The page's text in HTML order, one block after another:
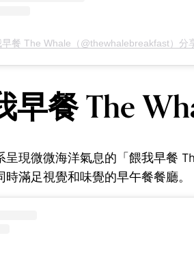
早餐 The Whale（@thewhalebreakfast）分
餐 The
呈現微微海洋氣息的「餵我早餐
滿足視覺和味覺的早午餐餐廳。